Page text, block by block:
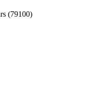
(79100)